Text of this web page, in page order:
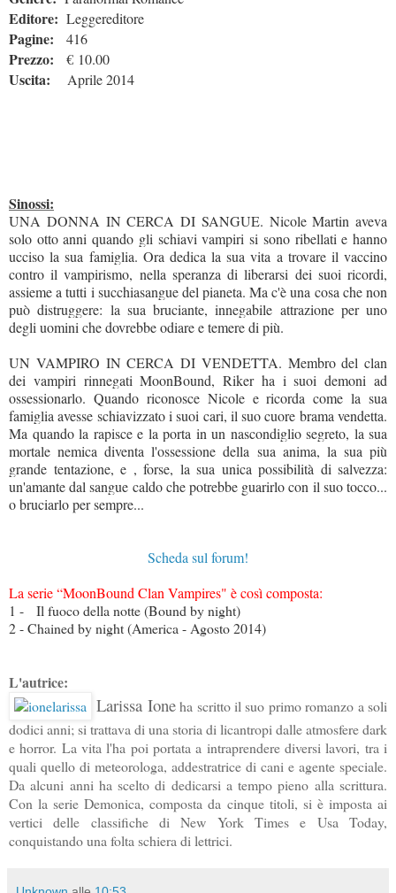
Editore: Leggereditore
Pagine: 416
Prezzo: € 10.00
Uscita: Aprile 2014
Sinossi:
UNA DONNA IN CERCA DI SANGUE. Nicole Martin aveva
solo otto anni quando gli schiavi vampiri si sono ribellati e hanno
ucciso la sua famiglia. Ora dedica la sua vita a trovare il vaccino
contro il vampirismo, nella speranza di liberarsi dei suoi ricordi,
assieme a tutti i succhiasangue del pianeta. Ma c'è una cosa che non
può distruggere: la sua bruciante, innegabile attrazione per uno
degli uomini che dovrebbe odiare e temere di più.
UN VAMPIRO IN CERCA DI VENDETTA. Membro del clan
dei vampiri rinnegati MoonBound, Riker ha i suoi demoni ad
ossessionarlo. Quando riconosce Nicole e ricorda come la sua
famiglia avesse schiavizzato i suoi cari, il suo cuore brama vendetta.
Ma quando la rapisce e la porta in un nascondiglio segreto, la sua
mortale nemica diventa l'ossessione della sua anima, la sua più
grande tentazione, e , forse, la sua unica possibilità di salvezza:
un'amante dal sangue caldo che potrebbe guarirlo con il suo tocco...
o bruciarlo per sempre...
Scheda sul forum!
La serie “MoonBound Clan Vampires" è così composta:
1 - Il fuoco della notte (Bound by night)
2 - Chained by night (America - Agosto 2014)
L'autrice:
Larissa Ioneha scritto il suo primo romanzo a soli
dodici anni; si trattava di una storia di licantropi dalle atmosfere dark
e horror. La vita l'ha poi portata a intraprendere diversi lavori, tra i
quali quello di meteorologa, addestratrice di cani e agente speciale.
Da alcuni anni ha scelto di dedicarsi a tempo pieno alla scrittura.
Con la serie Demonica, composta da cinque titoli, si è imposta ai
vertici delle classifiche di New York Times e Usa Today,
conquistando una folta schiera di lettrici.